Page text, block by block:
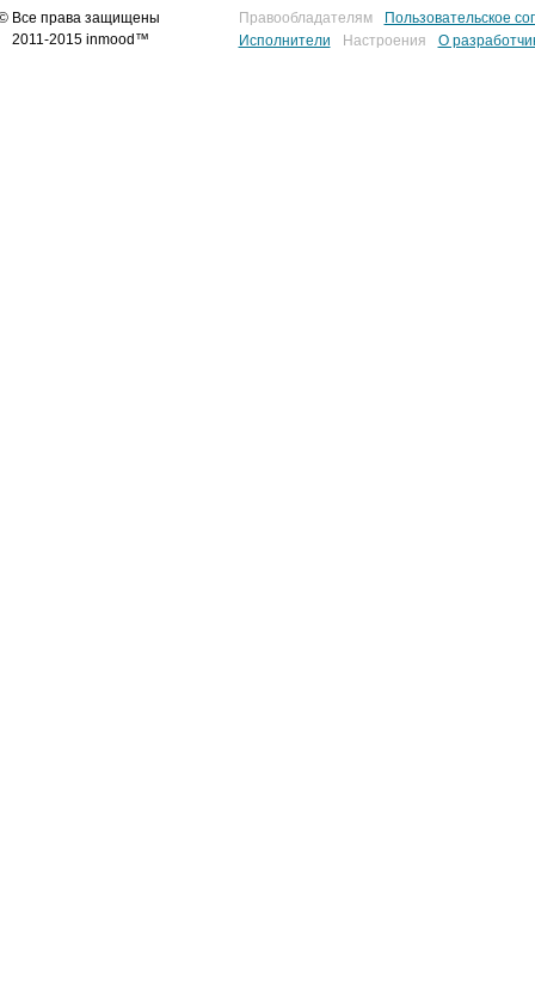
Все права защищены
2011-2015 inmood™
Правообладателям
Пользовательское
Исполнители
Настроения О